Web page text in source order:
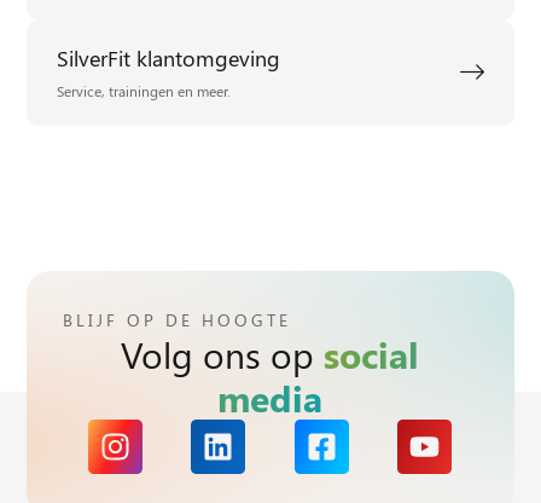
SilverFit klantomgeving
Service, trainingen en meer.
BLIJF OP DE HOOGTE
Volg ons op social
media